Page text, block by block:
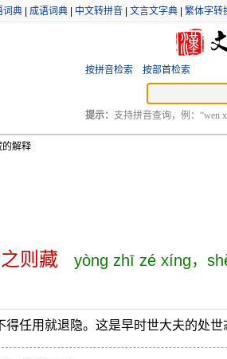
词典 成语词典 中文转拼音 文言文字典 繁体字转
按拼音检索 按部首检索
提示： 支持拼音查询，例：“wen
的解释
则藏 yòng zhī zé xíng，
得任用就退隐。这是早时世大夫的处世